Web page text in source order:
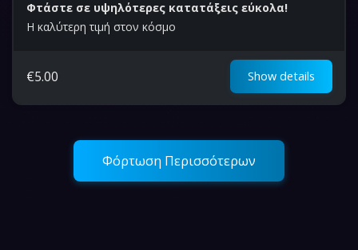
Φτάστε σε υψηλότερες κατατάξεις εύκολα!
Η καλύτερη τιμή στον κόσμο
€5.00 Show details
Φόρτωση Περισσότερων